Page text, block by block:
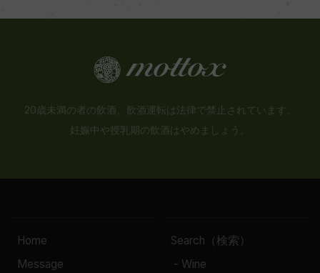
20歳未満の者の飲酒、飲酒運転は法律で禁止されています。
妊娠中や授乳期の飲酒はやめましょう。
Home
Message
Search（検索）
- Wine